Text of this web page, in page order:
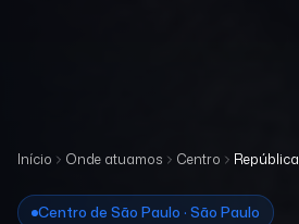
Início Onde atuamos Centro República
Centro de São Paulo · São Paulo